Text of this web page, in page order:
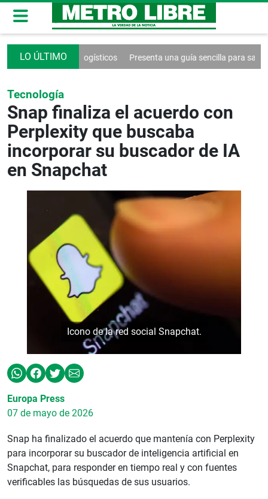
por problemas logísticos Presenta una guía sencilla para sanar la
Tecnología
Snap finaliza el acuerdo con
Perplexity que buscaba
incorporar su buscador de IA
en Snapchat
Icono de la red social Snapchat.
Europa Press
07 de mayo de 2026
Snap ha finalizado el acuerdo que mantenía con Perplexity
para incorporar su buscador de inteligencia artificial en
Snapchat, para responder en tiempo real y con fuentes
verificables las búsquedas de sus usuarios.